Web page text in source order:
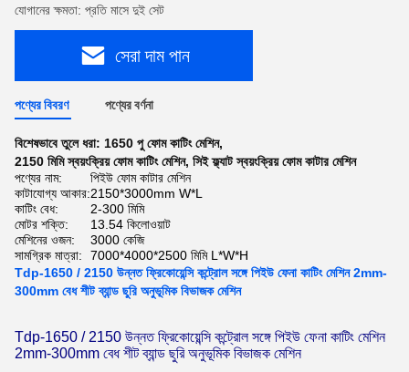
যোগানের ক্ষমতা: প্রতি মাসে দুই সেট
সেরা দাম পান
পণ্যের বিবরণ পণ্যের বর্ণনা
বিশেষভাবে তুলে ধরা: 1650 পু ফোম কাটিং মেশিন,
2150 মিমি স্বয়ংক্রিয় ফোম কাটিং মেশিন, সিই ফ্ল্যাট স্বয়ংক্রিয় ফোম কাটার মেশিন
পণ্যের নাম:
পিইউ ফোম কাটার মেশিন
কাটাযোগ্য আকার:2150*3000mm W*L
কাটিং বেধ:
2-300 মিমি
মোটর শক্তি:
13.54 কিলোওয়াট
মেশিনের ওজন:
3000 কেজি
সামগ্রিক মাত্রা:
7000*4000*2500 মিমি L*W*H
Tdp-1650 / 2150 উন্নত ফ্রিকোয়েন্সি কন্ট্রোল সঙ্গে পিইউ ফেনা কাটিং মেশিন 2mm-
300mm বেধ শীট ব্যান্ড ছুরি অনুভূমিক বিভাজক মেশিন
Tdp-1650 / 2150 উন্নত ফ্রিকোয়েন্সি কন্ট্রোল সঙ্গে পিইউ ফেনা কাটিং মেশিন
2mm-300mm বেধ শীট ব্যান্ড ছুরি অনুভূমিক বিভাজক মেশিন